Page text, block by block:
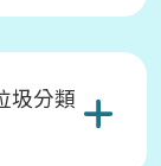
圾分類